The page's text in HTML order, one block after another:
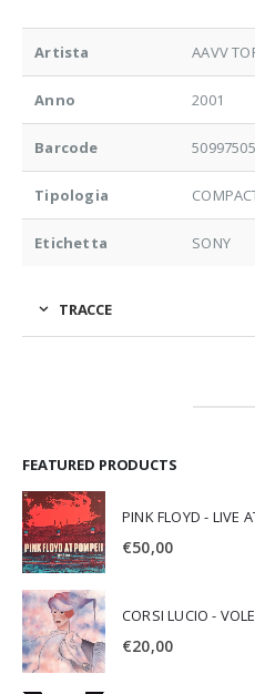
Artista AAVV
Anno 2001
Barcode
Tipologia
Etichetta SONY
TRACCE
FEATURED PRODUCTS
PINK FLOYD - LIVE
€50,00
CORSI LUCIO -
€20,00